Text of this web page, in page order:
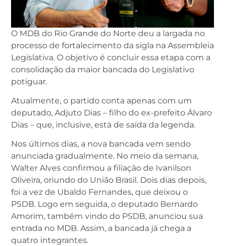
O MDB do Rio Grande do Norte deu a largada no
processo de fortalecimento da sigla na Assembleia
Legislativa. O objetivo é concluir essa etapa com a
consolidação da maior bancada do Legislativo
potiguar.
Atualmente, o partido conta apenas com um
deputado, Adjuto Dias – filho do ex-prefeito Álvaro
Dias – que, inclusive, está de saída da legenda.
Nos últimos dias, a nova bancada vem sendo
anunciada gradualmente. No meio da semana,
Walter Alves confirmou a filiação de Ivanilson
Oliveira, oriundo do União Brasil. Dois dias depois,
foi a vez de Ubaldo Fernandes, que deixou o
PSDB. Logo em seguida, o deputado Bernardo
Amorim, também vindo do PSDB, anunciou sua
entrada no MDB. Assim, a bancada já chega a
quatro integrantes.